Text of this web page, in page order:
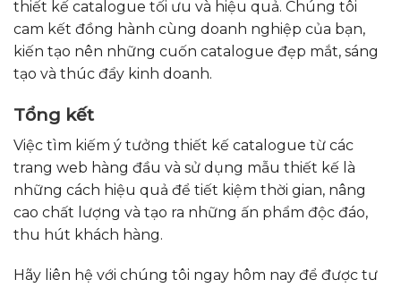
thiết kế catalogue tối ưu và hiệu quả. Chúng tôi
cam kết đồng hành cùng doanh nghiệp của bạn,
kiến tạo nên những cuốn catalogue đẹp mắt, sáng
tạo và thúc đẩy kinh doanh.
Tổng kết
Việc tìm kiếm ý tưởng thiết kế catalogue từ các
trang web hàng đầu và sử dụng mẫu thiết kế là
những cách hiệu quả để tiết kiệm thời gian, nâng
cao chất lượng và tạo ra những ấn phẩm độc đáo,
thu hút khách hàng.
Hãy liên hệ với chúng tôi ngay hôm nay để được tư